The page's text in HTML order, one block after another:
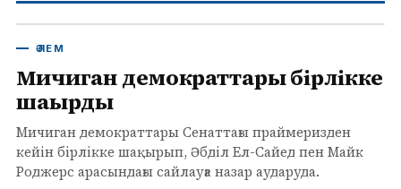
ӘЛЕМ
Мичиган демократтары бірлікке
шақырды
Мичиган демократтары Сенаттағы праймеризден
кейін бірлікке шақырып, Әбділ Ел-Сайед пен Майк
Роджерс арасындағы сайлауға назар аударуда.